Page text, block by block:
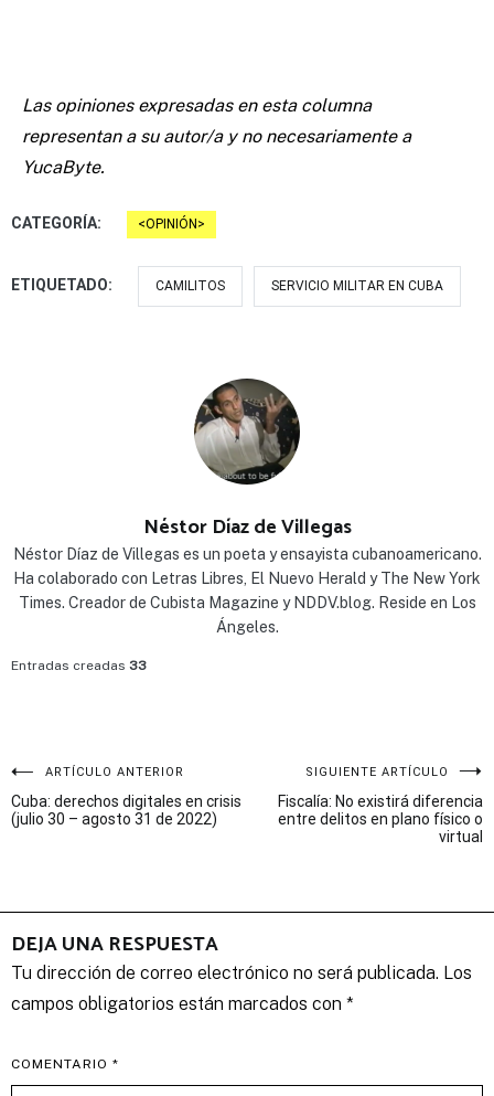
Las opiniones expresadas en esta columna
representan a su autor/a y no necesariamente a
YucaByte.
CATEGORÍA: OPINIÓN
ETIQUETADO: CAMILITOS SERVICIO MILITAR EN CUBA
Néstor Díaz de Villegas
Néstor Díaz de Villegas es un poeta y ensayista cubanoamericano.
Ha colaborado con Letras Libres, El Nuevo Herald y The New York
Times. Creador de Cubista Magazine y NDDV.blog. Reside en Los
Ángeles.
Entradas creadas 33
Navegación
de
ARTÍCULO ANTERIOR
Cuba: derechos digitales en crisis
(julio 30 – agosto 31 de 2022)
SIGUIENTE ARTÍCULO
Fiscalía: No existirá diferencia
entre delitos en plano físico o
virtual
DEJA UNA RESPUESTA
Tu dirección de correo electrónico no será publicada. Los
campos obligatorios están marcados con *
COMENTARIO *